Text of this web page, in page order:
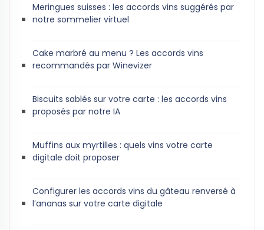
Meringues suisses : les accords vins suggérés par
notre sommelier virtuel
Cake marbré au menu ? Les accords vins
recommandés par Winevizer
Biscuits sablés sur votre carte : les accords vins
proposés par notre IA
Muffins aux myrtilles : quels vins votre carte
digitale doit proposer
Configurer les accords vins du gâteau renversé à
l’ananas sur votre carte digitale